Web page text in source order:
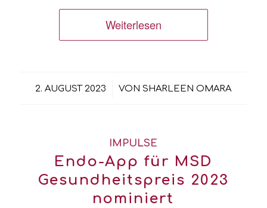
Weiterlesen
2. AUGUST 2023
/ VONSHARLEEN OMARA
IMPULSE
Endo-App für MSD
Gesundheitspreis 2023
nominiert